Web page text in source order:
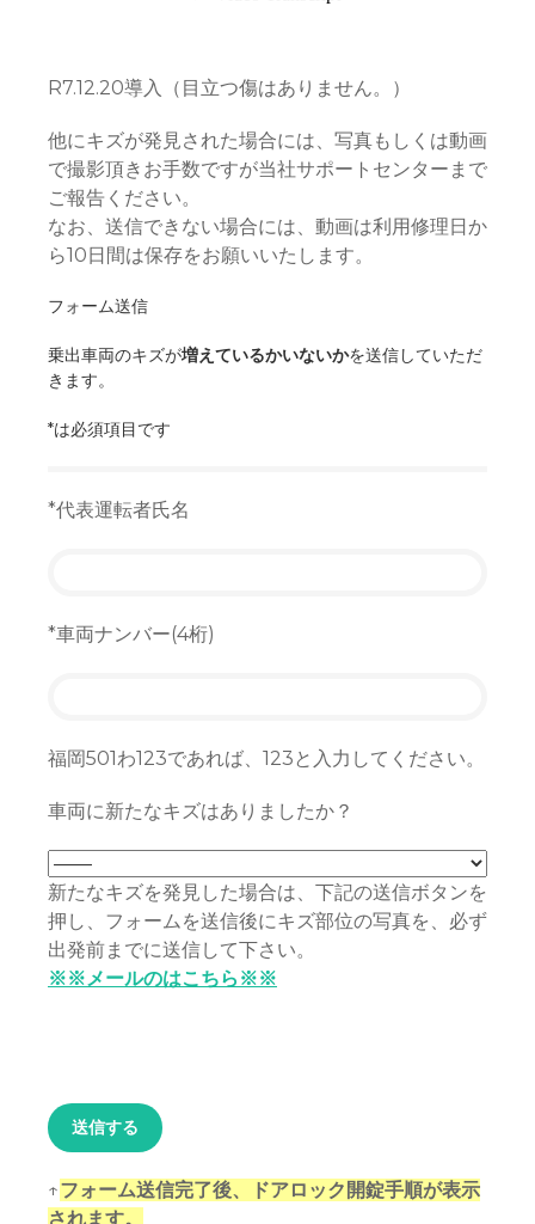
R7.12.20導入（目立つ傷はありません。）
他にキズが発見された場合には、写真もしくは動画
で撮影頂きお手数ですが当社サポートセンターまで
ご報告ください。
なお、送信できない場合には、動画は利用修理日か
ら10日間は保存をお願いいたします。
フォーム送信
乗出車両のキズが増えているかいないかを送信していただ
きます。
*は必須項目です
*代表運転者氏名
*車両ナンバー(4桁)
福岡501わ123であれば、123と入力してください。
車両に新たなキズはありましたか？
新たなキズを発見した場合は、下記の送信ボタンを
押し、フォームを送信後にキズ部位の写真を、必ず
出発前までに送信して下さい。
※※メールのはこちら※※
↑フォーム送信完了後、ドアロック開錠手順が表示
されます。